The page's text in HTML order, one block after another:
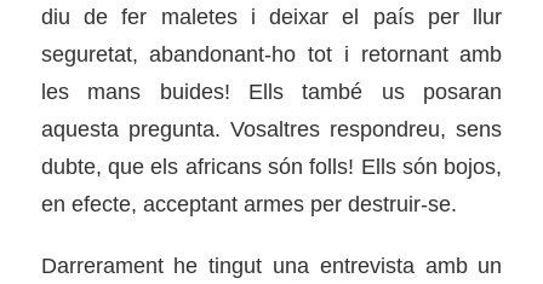
diu de fer maletes i deixar el país per llur
seguretat, abandonant-ho tot i retornant amb
les mans buides! Ells també us posaran
aquesta pregunta. Vosaltres respondreu, sens
dubte, que els africans són folls! Ells són bojos,
en efecte, acceptant armes per destruir-se.
Darrerament he tingut una entrevista amb un